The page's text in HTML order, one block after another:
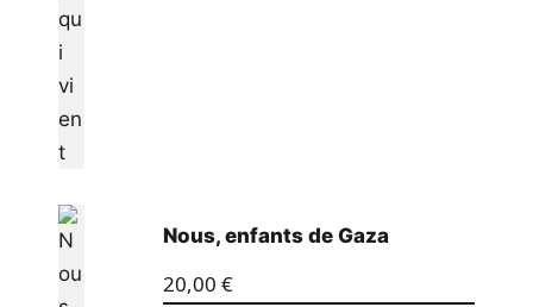
Nous, enfants de Gaza
20,00 €